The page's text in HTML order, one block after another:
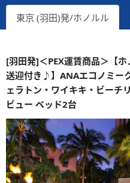
東京 (羽田)発/ホノルル
[羽田発]＜PEX運賃商品＞【
送迎付き♪】ANAエコノミー
ェラトン・ワイキキ・ビーチ
ビュー ベッド2台